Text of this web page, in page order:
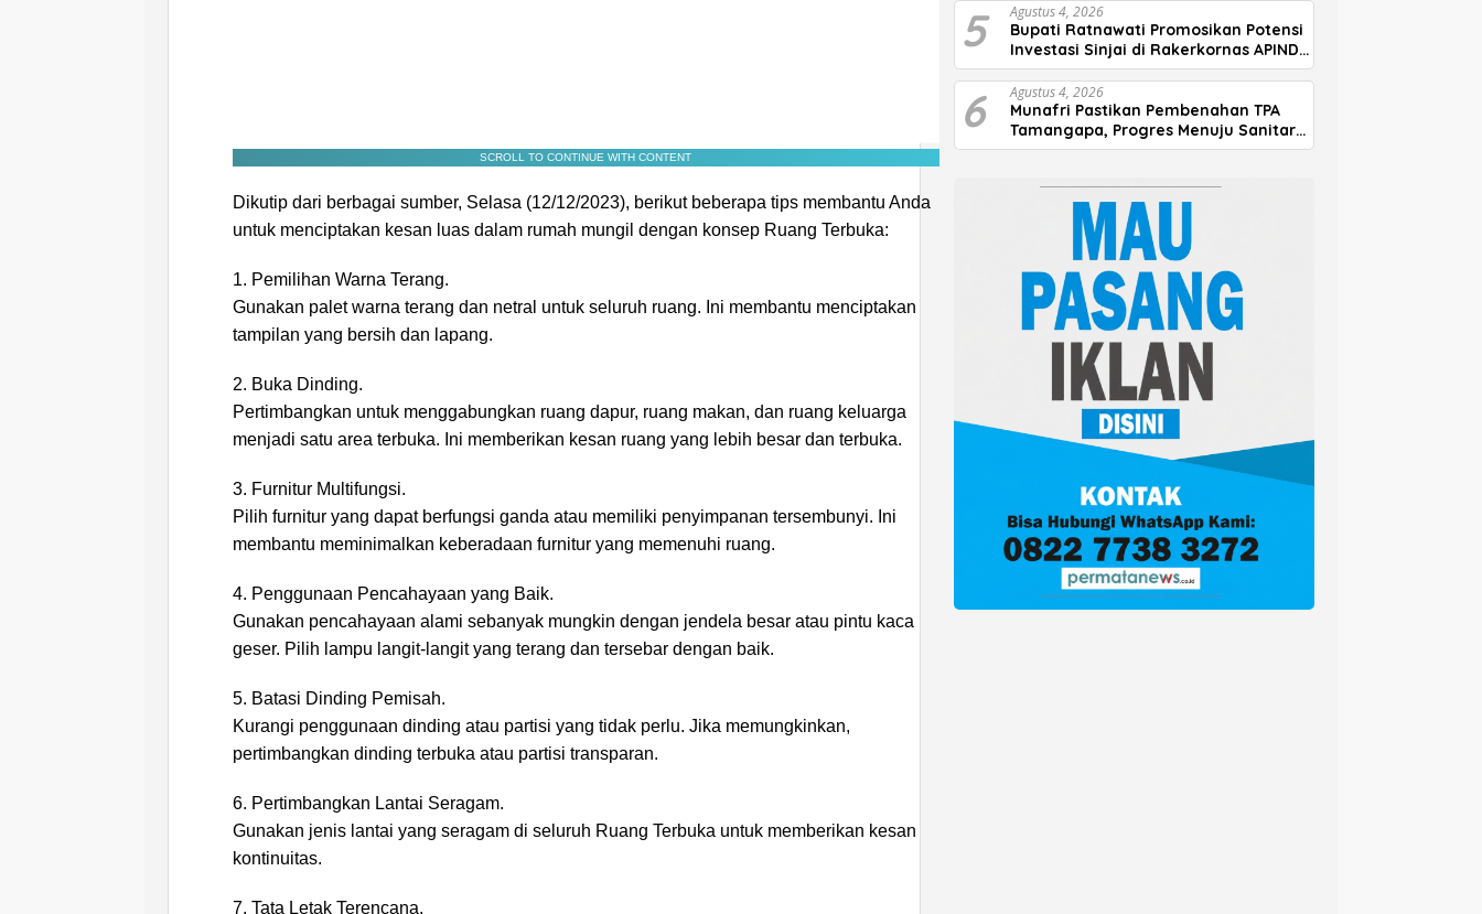
SCROLL TO CONTINUE WITH CONTENT
Dikutip dari berbagai sumber, Selasa (12/12/2023), berikut beberapa tips membantu Anda
untuk menciptakan kesan luas dalam rumah mungil dengan konsep Ruang Terbuka:
1. Pemilihan Warna Terang.
Gunakan palet warna terang dan netral untuk seluruh ruang. Ini membantu menciptakan
tampilan yang bersih dan lapang.
2. Buka Dinding.
Pertimbangkan untuk menggabungkan ruang dapur, ruang makan, dan ruang keluarga
menjadi satu area terbuka. Ini memberikan kesan ruang yang lebih besar dan terbuka.
3. Furnitur Multifungsi.
Pilih furnitur yang dapat berfungsi ganda atau memiliki penyimpanan tersembunyi. Ini
membantu meminimalkan keberadaan furnitur yang memenuhi ruang.
4. Penggunaan Pencahayaan yang Baik.
Gunakan pencahayaan alami sebanyak mungkin dengan jendela besar atau pintu kaca
geser. Pilih lampu langit-langit yang terang dan tersebar dengan baik.
5. Batasi Dinding Pemisah.
Kurangi penggunaan dinding atau partisi yang tidak perlu. Jika memungkinkan,
pertimbangkan dinding terbuka atau partisi transparan.
6. Pertimbangkan Lantai Seragam.
Gunakan jenis lantai yang seragam di seluruh Ruang Terbuka untuk memberikan kesan
kontinuitas.
7. Tata Letak Terencana.
5 Agustus 4, 2026
Bupati Ratnawati Promosikan Potensi
Investasi Sinjai di Rakerkornas APINDO
2026
6 Agustus 4, 2026
Munafri Pastikan Pembenahan TPA
Tamangapa, Progres Menuju Sanitary
Landfill Capai 93 Persen